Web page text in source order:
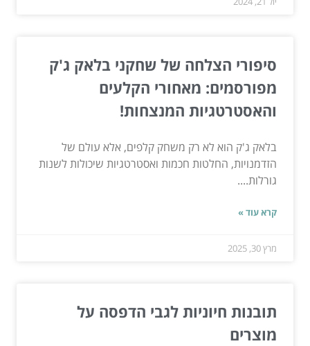
סיפורי הצלחה של שחקני בלאק ג'ק
מפורסמים: מאחורי הקלעים
והאסטרטגיות המנצחות!
בלאק ג'ק הוא לא רק משחק קלפים, אלא עולם של
הזדמנויות, החלטות חכמות ואסטרטגיות שיכולות לשנות
גורלות....
קרא עוד »
מרץ 30, 2025
תובנות חיוניות לגבי הדפסה על
מוצרים